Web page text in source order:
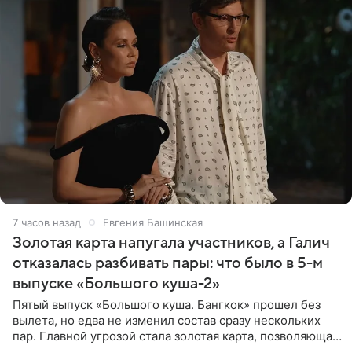
7 часов назад Евгения Башинская
Золотая карта напугала участников, а Галич
отказалась разбивать пары: что было в 5-м
выпуске «Большого куша-2»
Пятый выпуск «Большого куша. Бангкок» прошел без
вылета, но едва не изменил состав сразу нескольких
пар. Главной угрозой стала золотая карта, позволяющая